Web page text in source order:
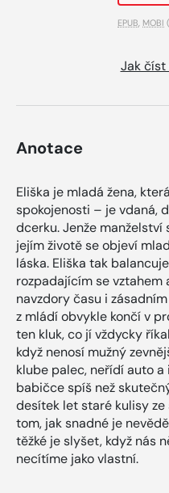
EPUB, MOBI
Jak
Anotace
Eliška je mladá žena,
spokojenosti – je vdaná,
dcerku. Jenže
jejím životě se objeví
láska. Eliška tak
rozpadajícím se vztahem
navzdory času i
z mládí obvykle končí v
ten kluk, co jí vždycky
když nenosí mužný
klube palec, neřídí auto
babičce spíš než
desítek let staré kulisy
tom, jak snadné je
těžké je slyšet, když nás
necítíme jako vlastní.